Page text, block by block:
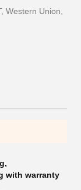
Western Union,
,
with warranty